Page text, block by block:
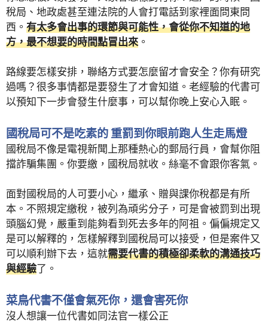
稅局、地政處甚至連法院的人會打電話到家裡面問東問
西。 有太多會出事的環節與可能性，會從你不知道的地
方，最不想要的時間點冒出來 。
路線要怎樣安排，聯絡方式要怎麼留才會安全？你有研究
過嗎？很多事情都是要發生了才會知道。老經驗的代書可
以預知下一步會發生什麼事，可以幫你晚上安心入眠。
國稅局可不是吃素的 重罰到你眼前跑人生走馬燈
國稅局不像是電視新聞上那種熱心的郵局行員，會幫你阻
擋詐騙集團。你要繳，國稅局就收。絲毫不會跟你客氣。
面對國稅局的人可要小心，繼承、贈與課你稅都是有所
本。不照規定繳稅，被列為頑劣分子，可是會被罰到出現
頭腦幻覺，嚴重到能夠看到死去多年的阿祖。偏偏規定又
是可以解釋的，怎樣解釋到國稅局可以接受，但是案件又
可以順利辦下去，這就需要代書的積極卻柔軟的溝通技巧
與經驗了。
菜鳥代書不僅會氣死你，還會害死你
沒人想讓一位代書如同法官一樣公正